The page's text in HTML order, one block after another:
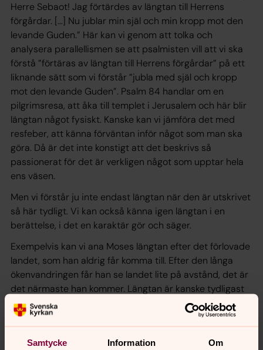
Samtycke Information Om
Herre Sebaot! Jag förtärdes av längtan till Herrens
förgårdar. […] Nu jublar min själ och min kropp mot den
levande Guden.” Här kan vi genom att tolka och
analysera parallellismen se att psalmisten vill att vi ska
förstå ”förtäras av längtan till Herrens förgårdar” på ett
liknande sätt som vi förstår ”jubla med själ och kropp
mot den levande Guden”. Psalm 84 handlar om en
pilgrimsresa, att åka till templet i Jerusalem och här blir
längtan något fysiskt. Kanske kan vi jämföra det med
resfeber, att känna förväntan inför något som man ska
göra. Då är det inte konstigt att det beskrivs så
passionerat för det är verkligen något som upptar hela
ens väsen.
Men vi förstår ju inte endast längtan när den är utskrivet
så här tydligt. Vi kan också känna igen längtan i en
berättelse, i det en karaktär gör och säger.
Exempelvis kan vi ana Moses längtan efter det förlovade
landet, som han aldrig får komma till. Efter den långa
ökenvandringen får han se landet lite på avstånd, det är
det närmaste han kommer. Längtan är kanske tydligast
beskrivet hos de kvinnor i Bibeln som inte kan få barn.
Det märks om inte annat i berättelsen om Hanna och
Elkana, Hanna som blir mamma till Samuel. Hon är så
ledsen och gråter och ber Herren om barn. Till slut får